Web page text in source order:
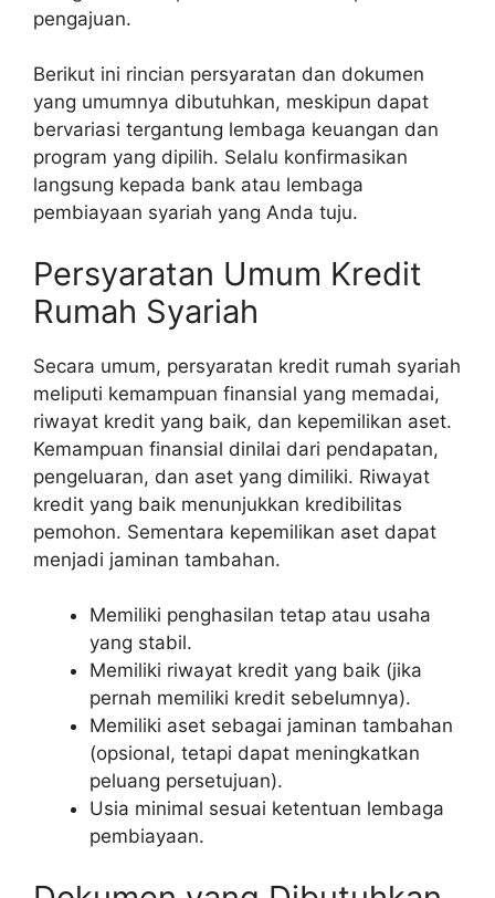
pengajuan.
Berikut ini rincian persyaratan dan dokumen
yang umumnya dibutuhkan, meskipun dapat
bervariasi tergantung lembaga keuangan dan
program yang dipilih. Selalu konfirmasikan
langsung kepada bank atau lembaga
pembiayaan syariah yang Anda tuju.
Persyaratan Umum Kredit
Rumah Syariah
Secara umum, persyaratan kredit rumah syariah
meliputi kemampuan finansial yang memadai,
riwayat kredit yang baik, dan kepemilikan aset.
Kemampuan finansial dinilai dari pendapatan,
pengeluaran, dan aset yang dimiliki. Riwayat
kredit yang baik menunjukkan kredibilitas
pemohon. Sementara kepemilikan aset dapat
menjadi jaminan tambahan.
Memiliki penghasilan tetap atau usaha
yang stabil.
Memiliki riwayat kredit yang baik (jika
pernah memiliki kredit sebelumnya).
Memiliki aset sebagai jaminan tambahan
(opsional, tetapi dapat meningkatkan
peluang persetujuan).
Usia minimal sesuai ketentuan lembaga
pembiayaan.